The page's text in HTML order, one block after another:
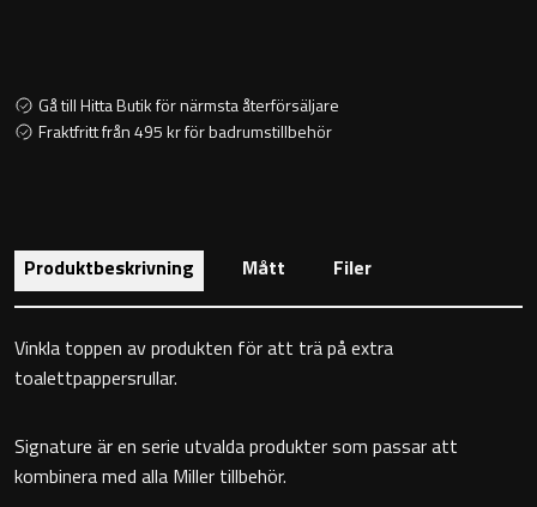
Toalettstolar
Vägghängd toalettstol
Krokar
Gå till Hitta Butik för närmsta återförsäljare
Fraktfritt från 495 kr för badrumstillbehör
Produktbeskrivning Mått Filer
Vinkla toppen av produkten för att trä på extra
toalettpappersrullar.
Signature är en serie utvalda produkter som passar att
kombinera med alla Miller tillbehör.